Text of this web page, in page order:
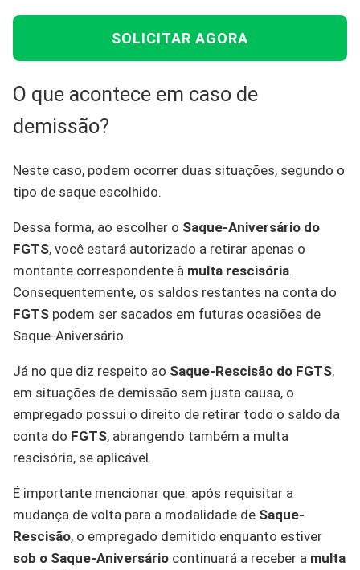
SOLICITAR AGORA
O que acontece em caso de
demissão?
Neste caso, podem ocorrer duas situações, segundo o
tipo de saque escolhido.
Dessa forma, ao escolher o Saque-Aniversário do
FGTS, você estará autorizado a retirar apenas o
montante correspondente à multa rescisória.
Consequentemente, os saldos restantes na conta do
FGTS podem ser sacados em futuras ocasiões de
Saque-Aniversário.
Já no que diz respeito ao Saque-Rescisão do FGTS,
em situações de demissão sem justa causa, o
empregado possui o direito de retirar todo o saldo da
conta do FGTS, abrangendo também a multa
rescisória, se aplicável.
É importante mencionar que: após requisitar a
mudança de volta para a modalidade de Saque-
Rescisão, o empregado demitido enquanto estiver
sob o Saque-Aniversário continuará a receber a multa